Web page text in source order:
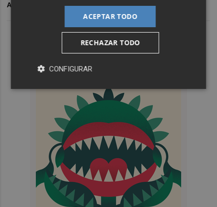
ARCHIVADO EN AIRE DIPUTACIÓN DE VALENCIA
ACEPTAR TODO
RECHAZAR TODO
CONFIGURAR